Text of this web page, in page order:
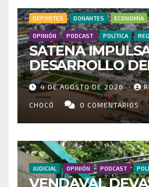
DEPORTES DONANTES ECONOMÍA
OPINIÓN PODCAST POLÍTICA
SATENA
DESARROLLO
MÁS DE 35 MIL
MOVILIZADOS Y
RUTAS
CONECTIVIDAD
4 DE AGOSTO DE 2026
CHOCÓ 0 COMENTARIOS
JUDICIAL OPINIÓN PODCAST
VENDAVAL